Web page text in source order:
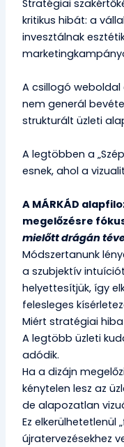
Stratégiai
kritikus hibát: a
invesztálnak
A csillogó
nem generál
strukturált üzleti
A legtöbben a
esnek, ahol a
A MÁRKÁD
megelőzésre
mielőtt drágán
Módszertanunk
a szubjektív
helyettesítjük, így
felesleges
Miért stratégiai
A legtöbb üzleti
adódik.
Ha a dizájn
kénytelen lesz az
de alapozatlan
Ez elkerülhetetlenül
újratervezésekhez